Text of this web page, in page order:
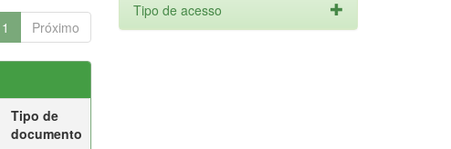
1 Próximo
Tipo de
documento
Tipo de acesso